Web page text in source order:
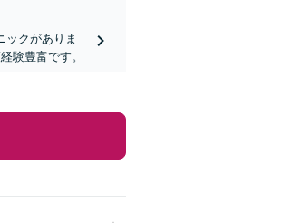
ックがありま
験豊富です。